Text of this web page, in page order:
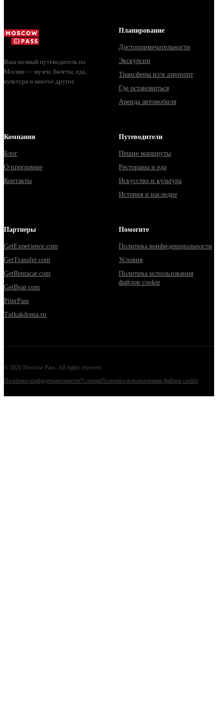
ко...
Ваш полный путеводитель по
Москве — музеи, билеты, еда,
культура и многое другое.
Планирование
Достопримечательности
Экскурсии
Трансферы из/в аэропорт
Где остановиться
Аренда автомобиля
Компания
Блог
О программе
Контакты
Путеводители
Пешие маршруты
Рестораны и еда
Искусство и культура
История и наследие
Партнеры
GetExperience.com
GetTransfer.com
GetRentacar.com
GetBoat.com
PiterPass
Tutkakdoma.ru
Помогите
Политика конфиденциальности
Условия
Политика использования
файлов cookie
© 2026 Moscow Pass. All rights reserved.
Политика конфиденциальностиУсловия Политика использования файлов cookie